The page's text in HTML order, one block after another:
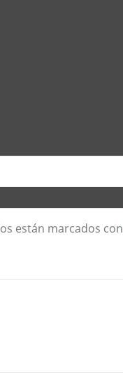
están marcados con